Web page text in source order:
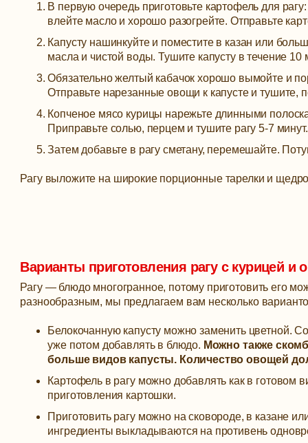
В первую очередь приготовьте картофель для
влейте масло и хорошо разогрейте. Отправьте
Капусту нашинкуйте и поместите в казан или
масла и чистой воды. Тушите капусту в течение 10
Обязательно желтый кабачок хорошо вымойте и
Отправьте нарезанные овощи к капусте и тушите,
Копченое мясо курицы нарежьте длинными
Приправьте солью, перцем и тушите рагу 5-7 минут.
Затем добавьте в рагу сметану, перемешайте.
Рагу выложите на широкие порционные тарелки и
Варианты приготовления рагу с курицей и
Рагу — блюдо многогранное, потому приготовить его
разнообразным, мы предлагаем вам несколько
Белокочанную капусту можно заменить цветной.
уже потом добавлять в блюдо. Можно также
больше видов капусты. Количество овощей
Картофель в рагу можно добавлять как в готовом
приготовления картошки.
Приготовить рагу можно на сковороде, в казане
ингредиенты выкладываются на противень